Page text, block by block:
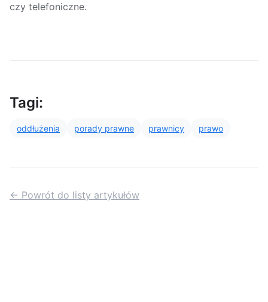
czy telefoniczne.
Tagi:
oddłużenia porady prawne prawnicy prawo
← Powrót do listy artykułów